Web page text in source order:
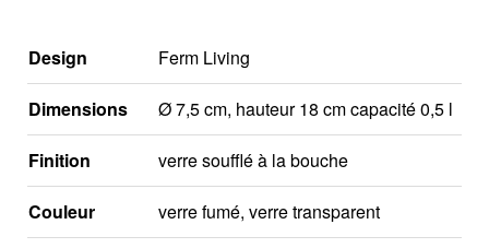
Design Ferm Living
Dimensions Ø 7,5 cm, hauteur 18 cm capacité 0,5 l
Finition verre soufflé à la bouche
Couleur verre fumé, verre transparent